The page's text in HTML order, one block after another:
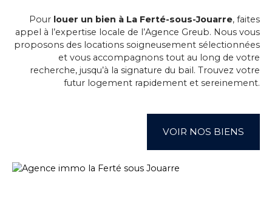
Pour louer un bien à La Ferté-sous-Jouarre, faites
appel à l’expertise locale de l’Agence Greub. Nous vous
proposons des locations soigneusement sélectionnées
et vous accompagnons tout au long de votre
recherche, jusqu’à la signature du bail. Trouvez votre
futur logement rapidement et sereinement.
VOIR NOS BIENS